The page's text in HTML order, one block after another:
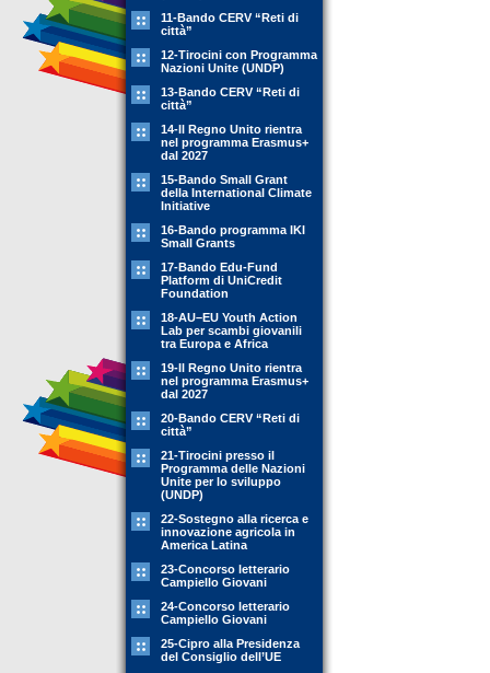
11-Bando CERV “Reti di
città”
12-Tirocini con Programma
Nazioni Unite (UNDP)
13-Bando CERV “Reti di
città”
14-Il Regno Unito rientra
nel programma Erasmus+
dal 2027
15-Bando Small Grant
della International Climate
Initiative
16-Bando programma IKI
Small Grants
17-Bando Edu-Fund
Platform di UniCredit
Foundation
18-AU–EU Youth Action
Lab per scambi giovanili
tra Europa e Africa
19-Il Regno Unito rientra
nel programma Erasmus+
dal 2027
20-Bando CERV “Reti di
città”
21-Tirocini presso il
Programma delle Nazioni
Unite per lo sviluppo
(UNDP)
22-Sostegno alla ricerca e
innovazione agricola in
America Latina
23-Concorso letterario
Campiello Giovani
24-Concorso letterario
Campiello Giovani
25-Cipro alla Presidenza
del Consiglio dell’UE